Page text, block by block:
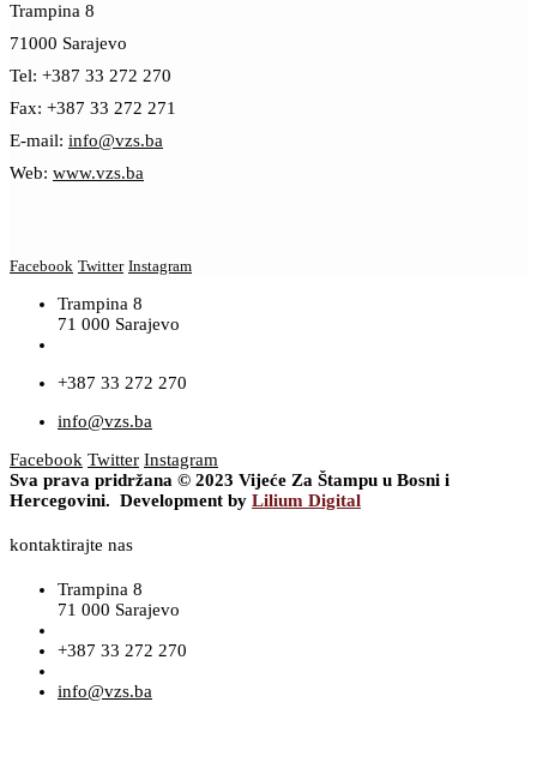
Trampina 8
71000 Sarajevo
Tel: +387 33 272 270
Fax: +387 33 272 271
E-mail: info@vzs.ba
Web: www.vzs.ba
Facebook Twitter Instagram
Trampina 8
71 000 Sarajevo
+387 33 272 270
info@vzs.ba
Facebook Twitter Instagram
Sva prava pridržana © 2023 Vijeće Za Štampu u Bosni i
Hercegovini. Development by Lilium Digital
kontaktirajte nas
Trampina 8
71 000 Sarajevo
+387 33 272 270
info@vzs.ba